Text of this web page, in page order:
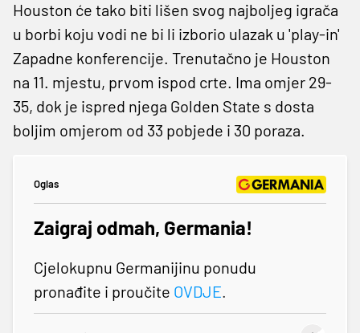
Houston će tako biti lišen svog najboljeg igrača
u borbi koju vodi ne bi li izborio ulazak u 'play-in'
Zapadne konferencije. Trenutačno je Houston
na 11. mjestu, prvom ispod crte. Ima omjer 29-
35, dok je ispred njega Golden State s dosta
boljim omjerom od 33 pobjede i 30 poraza.
Oglas
Zaigraj odmah, Germania!
Cjelokupnu Germanijinu ponudu
pronađite i proučite OVDJE.